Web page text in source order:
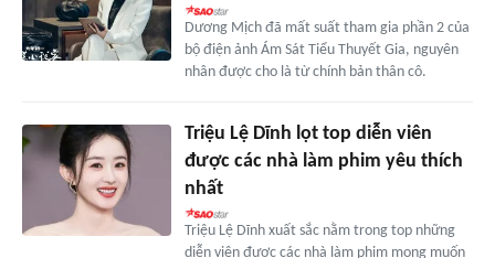
Dương Mịch đã mất suất tham gia phần 2 của
bộ điện ảnh Ám Sát Tiểu Thuyết Gia, nguyên
nhân được cho là từ chính bản thân cô.
Triệu Lệ Dĩnh lọt top diễn viên
được các nhà làm phim yêu thích
nhất
Triệu Lệ Dĩnh xuất sắc nằm trong top những
diễn viên được các nhà làm phim mong muốn